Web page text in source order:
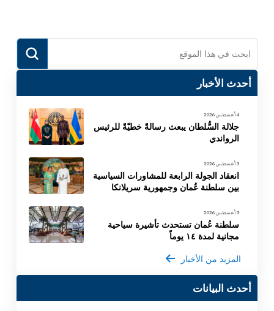
Search
أحدث الأخبار
4 أغسطس 2026
جلالة السُّلطان يبعث رسالةً خطيّةً للرئيس
الرواندي
3 أغسطس 2026
انعقاد الجولة الرابعة للمشاورات السياسية
بين سلطنة عُمان وجمهورية سريلانكا
3 أغسطس 2026
سلطنة عُمان تستحدث تأشيرة سياحية
مجانية لمدة ١٤ يوماً
المزيد من الأخبار
أحدث البيانات